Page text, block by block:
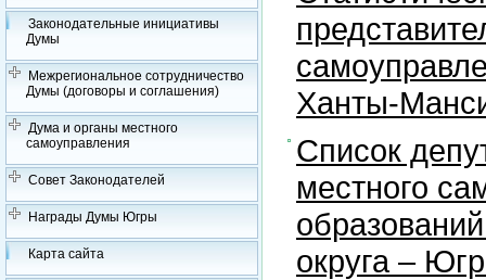
Законодательные инициативы
Думы
Межрегиональное сотрудничество
Думы (договоры и соглашения)
Дума и органы местного
самоуправления
Совет Законодателей
Награды Думы Югры
Карта сайта
Ханты-
Список
местного
округа –